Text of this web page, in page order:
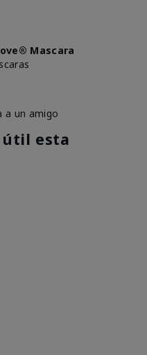
Mascara
a un amigo
útil esta